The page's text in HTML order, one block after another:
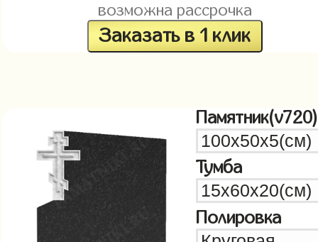
возможна рассрочка
Заказать в 1 клик
Памятник(v720)
Тумба
Полировка